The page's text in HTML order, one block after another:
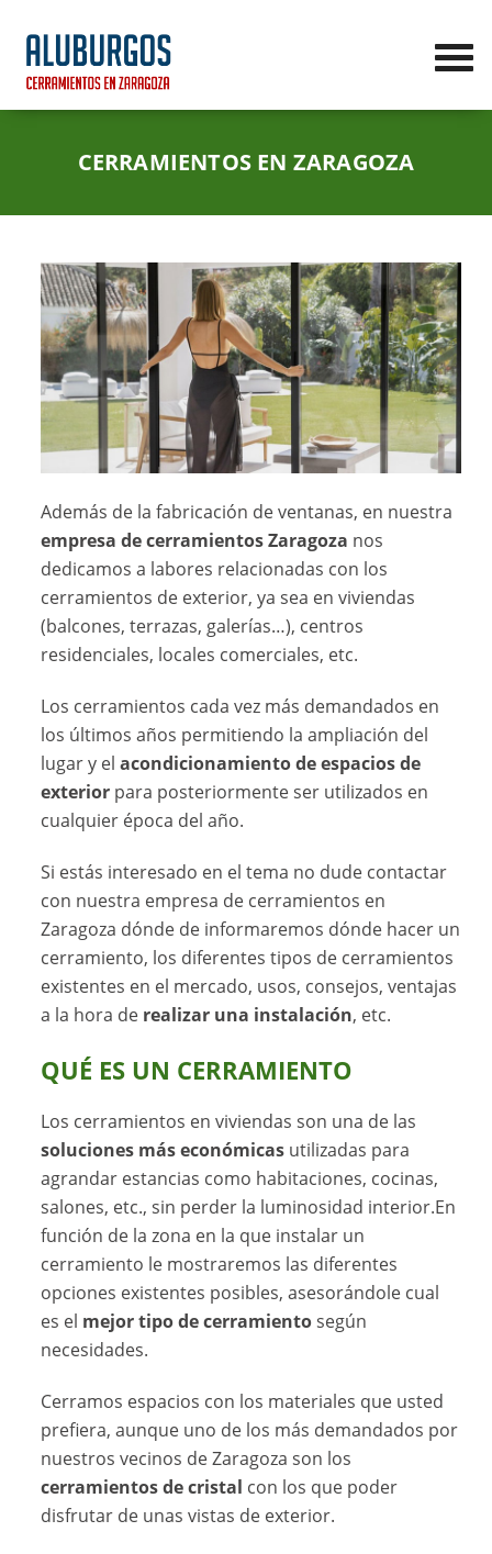
CERRAMIENTOS EN ZARAGOZA
Además de la fabricación de ventanas, en nuestra
empresa de cerramientos Zaragoza nos
dedicamos a labores relacionadas con los
cerramientos de exterior, ya sea en viviendas
(balcones, terrazas, galerías…), centros
residenciales, locales comerciales, etc.
Los cerramientos cada vez más demandados en
los últimos años permitiendo la ampliación del
lugar y elacondicionamiento de espacios de
exterior para posteriormente ser utilizados en
cualquier época del año.
Si estás interesado en el tema no dude contactar
con nuestra empresa de cerramientos en
Zaragoza dónde de informaremos dónde hacer un
cerramiento, los diferentes tipos de cerramientos
existentes en el mercado, usos, consejos, ventajas
a la hora de realizar una instalación, etc.
QUÉ ES UN CERRAMIENTO
Los cerramientos en viviendas son una de las
soluciones más económicas utilizadas para
agrandar estancias como habitaciones, cocinas,
salones, etc., sin perder la luminosidad interior.En
función de la zona en la que instalar un
cerramiento le mostraremos las diferentes
opciones existentes posibles, asesorándole cual
es el mejor tipo de cerramientosegún
necesidades.
Cerramos espacios con los materiales que usted
prefiera, aunque uno de los más demandados por
nuestros vecinos de Zaragoza son los
cerramientos de cristal con los que poder
disfrutar de unas vistas de exterior.